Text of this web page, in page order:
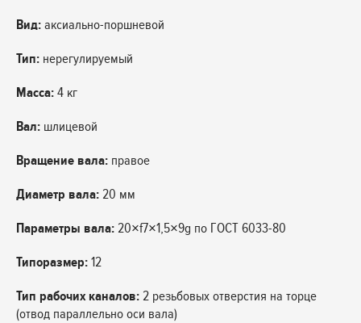
Вид: аксиально-поршневой
Тип: нерегулируемый
Масса: 4 кг
Вал: шлицевой
Вращение вала: правое
Диаметр вала: 20 мм
Параметры вала: 20×f7×1,5×9g по ГОСТ 6033-80
Типоразмер: 12
Тип рабочих каналов: 2 резьбовых отверстия на торце
(отвод параллельно оси вала)